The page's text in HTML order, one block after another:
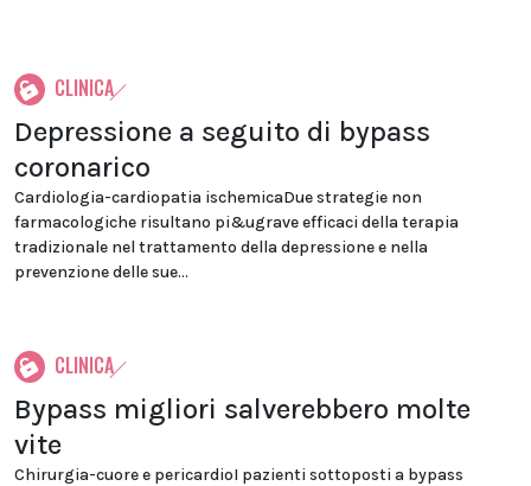
CLINICA
Depressione a seguito di bypass
coronarico
Cardiologia-cardiopatia ischemicaDue strategie non
farmacologiche risultano pi&ugrave efficaci della terapia
tradizionale nel trattamento della depressione e nella
prevenzione delle sue...
CLINICA
Bypass migliori salverebbero molte
vite
Chirurgia-cuore e pericardioI pazienti sottoposti a bypass